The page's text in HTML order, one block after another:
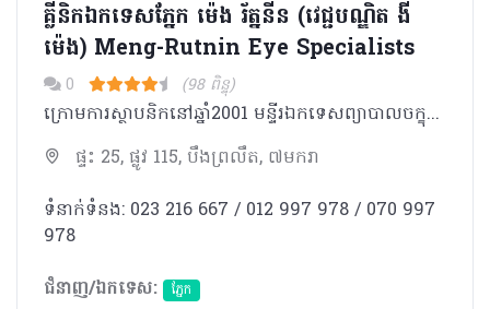
គ្លីនិកឯកទេសភ្នែក ម៉េង រ័ត្ននីន (វេជ្ជបណ្ឌិត ងី
ម៉េង) Meng-Rutnin Eye Specialists
0 (98 ពិន្ទុ)
ក្រោមការស្ថាបនិកនៅឆ្នាំ2001 មន្ទីរឯកទេសព្យាបាលចក្ខុរោគ ម៉េង រ័ត្ននីន ជាមជ្ឈមណ្ឌលថែរក្សាភ្នែកដំបូងបំផុតនៅប្រទេសកម្ពុជាដែលមានឯកទេសក្នុងការព្យាបាលចក្ខុរោគដោយប្រើថ្នាំ និងវះកាត់។ មន្ទីរឯកទេសព្យាបាលចក្ខុរោគ ម៉េង រ័ត្ននីន ត្រូវបានបំពាក់ដោយឧបករណ៍វះកាត់ទំនើបចុងក្រោយគេបង្អស់ ដែលប្រកបដោយការថែទាំ ដែលមានស្តង់ដារ និងសុវត្ថិភាពខ្ពស់បំផុតសម្រាប់សុខភាពកែវភ្នែករបស់លោកអ្នក។ មជ្ឈមណ្ឌលថែរក្សាភ្នែកយើងខ្ញុំ គឺជាមជ្ឈមណ្ឌលថែរក្សាភ្នែកតែមួយគត់ដែលបានចូលរួមកិច្ចសហការជាមួយមន្ទីរពេទ្យភ្នែក រ័ត្ននីន នៅទីក្រុងបាងកងប្រទេសថៃ។
ផ្ទះ 25, ផ្លូវ 115, បឹងព្រលឹត, ៧មករា
ទំនាក់ទំនង: 023 216 667 / 012 997 978 / 070 997
978
ជំនាញ/ឯកទេស:
ភ្នែក​